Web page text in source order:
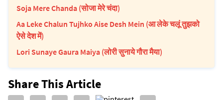
Soja Mere Chanda (सोजा मेरे चंदा)
Aa Leke Chalun Tujhko Aise Desh Mein (आ लेके चलूं तुझको
ऐसे देश में)
Lori Sunaye Gaura Maiya (लोरी सुनाये गौरा मैया)
Share This Article